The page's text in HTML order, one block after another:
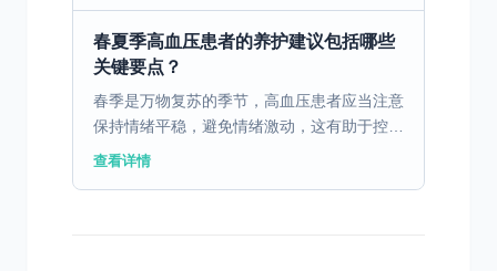
春夏季高血压患者的养护建议包括哪些
关键要点？
春季是万物复苏的季节，高血压患者应当注意
保持情绪平稳，避免情绪激动，这有助于控制
血压稳定。此外，在饮食方面，多食用清淡、
查看详情